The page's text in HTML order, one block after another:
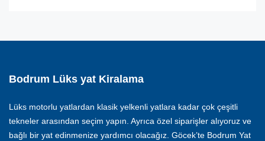
Bodrum Lüks yat Kiralama
Lüks motorlu yatlardan klasik yelkenli yatlara kadar çok çeşitli
tekneler arasından seçim yapın. Ayrıca özel siparişler alıyoruz ve
bağlı bir yat edinmenize yardımcı olacağız. Göcek’te Bodrum Yat